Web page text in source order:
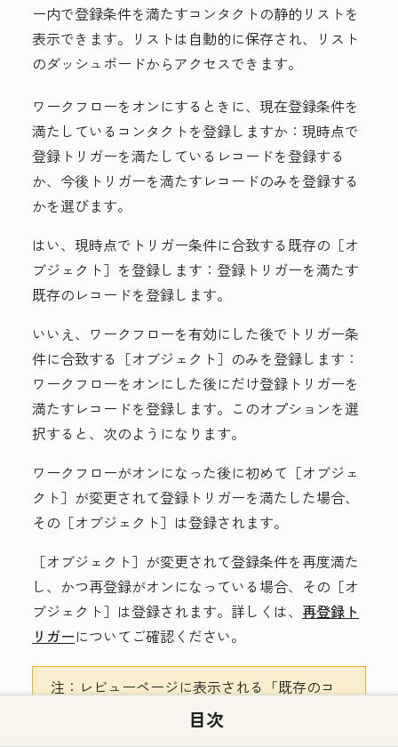
ー内で登録条件を満たすコンタクトの静的リストを
表示できます。リストは自動的に保存され、リスト
のダッシュボードからアクセスできます。
ワークフローをオンにするときに、現在登録条件を
満たしているコンタクトを登録しますか： 現時点で
登録トリガーを満たしているレコードを登録する
か、今後トリガーを満たすレコードのみを登録する
かを選びます。
はい、現時点でトリガー条件に合致する既存の［オ
ブジェクト］を登録します： 登録トリガーを満たす
既存のレコードを登録します。
いいえ、ワークフローを有効にした後でトリガー条
件に合致する［オブジェクト］のみを登録します：
ワークフローをオンにした後にだけ登録トリガーを
満たすレコードを登録します。このオプションを選
択すると、次のようになります。
ワークフローがオンになった後に初めて［オブジェ
クト］が変更されて登録トリガーを満たした場合、
その［オブジェクト］は登録されます。
［オブジェクト］が変更されて登録条件を再度満た
し、かつ再登録がオンになっている場合、その［オ
ブジェクト］は登録されます。詳しくは、 再登録ト
リガーについてご確認ください。
注： レビューページに表示される「既存のコ
」の数は、推定値です。正確な数の
目次